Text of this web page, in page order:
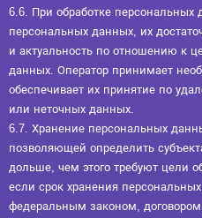
6.6. При обработке персональных
персональных данных, их
и актуальность по отношению к
данных. Оператор принимает
обеспечивает их принятие по
или неточных данных.
6.7. Хранение персональных
позволяющей определить
дольше, чем этого требуют цели
если срок хранения
федеральным законом,